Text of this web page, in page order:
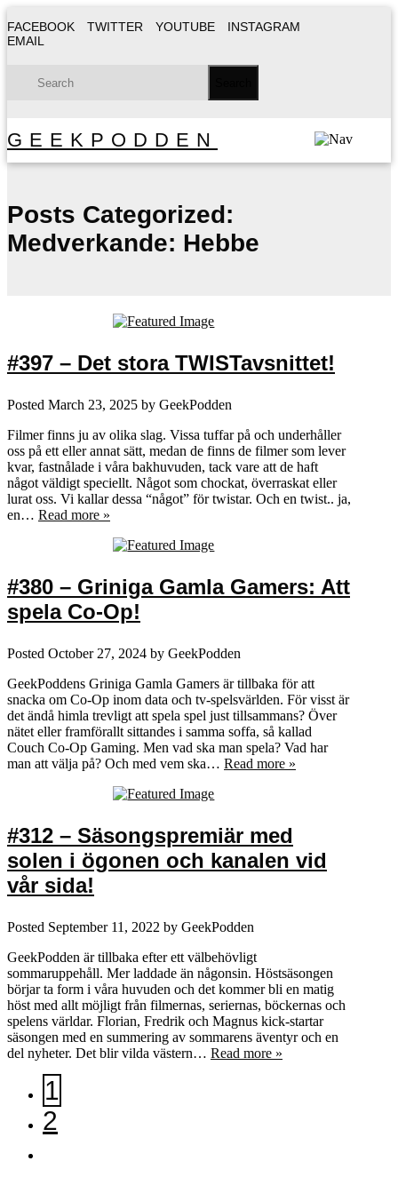
FACEBOOK TWITTER YOUTUBE
INSTAGRAM
EMAIL
GEEKPODDEN
Posts Categorized:
Medverkande: Hebbe
#397 – Det stora TWISTavsnittet!
Posted March 23, 2025 by GeekPodden
Filmer finns ju av olika slag. Vissa tuffar på och underhåller
oss på ett eller annat sätt, medan de finns de filmer som lever
kvar, fastnålade i våra bakhuvuden, tack vare att de haft
något väldigt speciellt. Något som chockat, överraskat eller
lurat oss. Vi kallar dessa “något” för twistar. Och en twist.. ja,
en… Read more »
#380 – Griniga Gamla Gamers: Att
spela Co-Op!
Posted October 27, 2024 by GeekPodden
GeekPoddens Griniga Gamla Gamers är tillbaka för att
snacka om Co-Op inom data och tv-spelsvärlden. För visst är
det ändå himla trevligt att spela spel just tillsammans? Över
nätet eller framförallt sittandes i samma soffa, så kallad
Couch Co-Op Gaming. Men vad ska man spela? Vad har
man att välja på? Och med vem ska… Read more »
#312 – Säsongspremiär med
solen i ögonen och kanalen vid
vår sida!
Posted September 11, 2022 by GeekPodden
GeekPodden är tillbaka efter ett välbehövligt
sommaruppehåll. Mer laddade än någonsin. Höstsäsongen
börjar ta form i våra huvuden och det kommer bli en matig
höst med allt möjligt från filmernas, seriernas, böckernas och
spelens världar. Florian, Fredrik och Magnus kick-startar
säsongen med en summering av sommarens äventyr och en
del nyheter. Det blir vilda västern… Read more »
1
2